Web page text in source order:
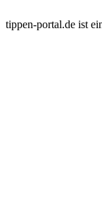
tippen-portal.de ist